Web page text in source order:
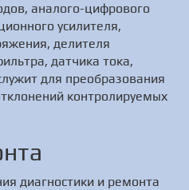
аналого-цифрового
усилителя,
делителя
датчика тока,
для преобразования
контролируемых
диагностики и ремонта